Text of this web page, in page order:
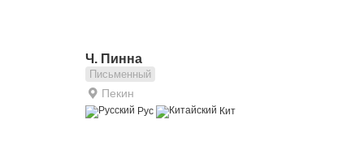
Ч. Пинна
Письменный
Пекин
Рус Кит